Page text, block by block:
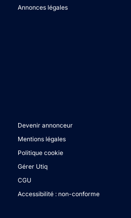
Annonces légales
Devenir annonceur
Mentions légales
Politique cookie
Gérer Utiq
CGU
Accessibilité : non-conforme